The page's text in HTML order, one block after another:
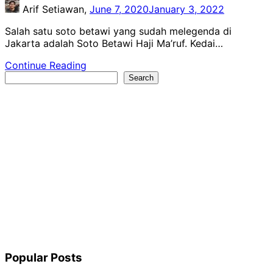
Arif Setiawan, June 7, 2020January 3, 2022
Salah satu soto betawi yang sudah melegenda di
Jakarta adalah Soto Betawi Haji Ma’ruf. Kedai…
Continue Reading
Search
Popular Posts